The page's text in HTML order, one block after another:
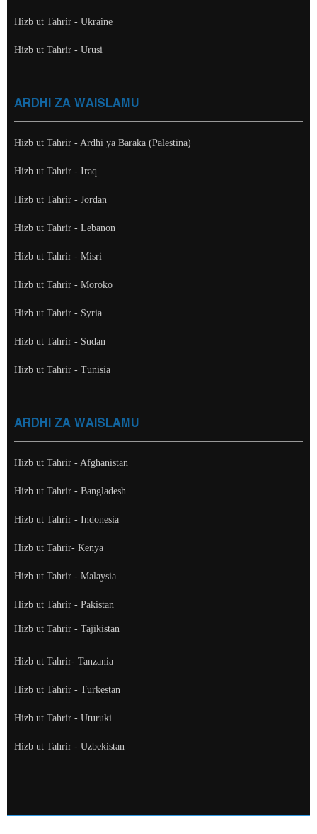
Hizb ut Tahrir - Ukraine
Hizb ut Tahrir - Urusi
ARDHI ZA WAISLAMU
Hizb ut Tahrir - Ardhi ya Baraka (Palestina)
Hizb ut Tahrir - Iraq
Hizb ut Tahrir - Jordan
Hizb ut Tahrir - Lebanon
Hizb ut Tahrir - Misri
Hizb ut Tahrir - Moroko
Hizb ut Tahrir - Syria
Hizb ut Tahrir - Sudan
Hizb ut Tahrir - Tunisia
ARDHI ZA WAISLAMU
Hizb ut Tahrir - Afghanistan
Hizb ut Tahrir - Bangladesh
Hizb ut Tahrir - Indonesia
Hizb ut Tahrir- Kenya
Hizb ut Tahrir - Malaysia
Hizb ut Tahrir - Pakistan
Hizb ut Tahrir - Tajikistan
Hizb ut Tahrir- Tanzania
Hizb ut Tahrir - Turkestan
Hizb ut Tahrir - Uturuki
Hizb ut Tahrir - Uzbekistan